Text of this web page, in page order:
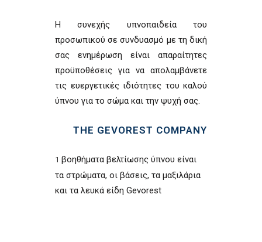
Η συνεχής υπνοπαιδεία του
προσωπικού σε συνδυασμό με τη δική
σας ενημέρωση είναι απαραίτητες
προϋποθέσεις για να απολαμβάνετε
τις ευεργετικές ιδιότητες του καλού
ύπνου για το σώμα και την ψυχή σας.
THE GEVOREST COMPANY
1 βοηθήματα βελτίωσης ύπνου είναι
τα στρώματα, οι βάσεις, τα μαξιλάρια
και τα λευκά είδη Gevorest